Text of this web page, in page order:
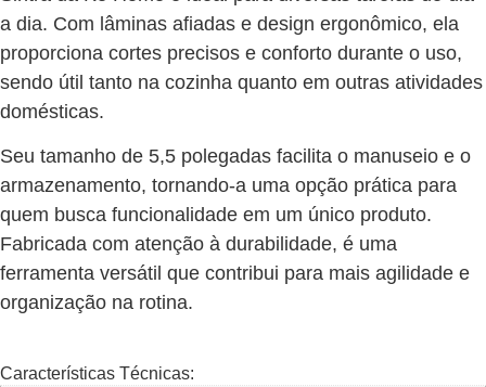
a dia. Com lâminas afiadas e design ergonômico, ela
proporciona cortes precisos e conforto durante o uso,
sendo útil tanto na cozinha quanto em outras atividades
domésticas.
Seu tamanho de 5,5 polegadas facilita o manuseio e o
armazenamento, tornando-a uma opção prática para
quem busca funcionalidade em um único produto.
Fabricada com atenção à durabilidade, é uma
ferramenta versátil que contribui para mais agilidade e
organização na rotina.
Características Técnicas: